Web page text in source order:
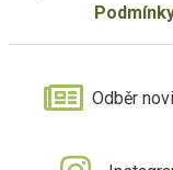
Odběr